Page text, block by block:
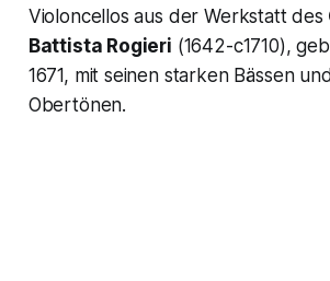
Violoncellos aus der Werkstatt des
Battista Rogieri (1642-c1710),
1671, mit seinen starken Bässen
Obertönen.